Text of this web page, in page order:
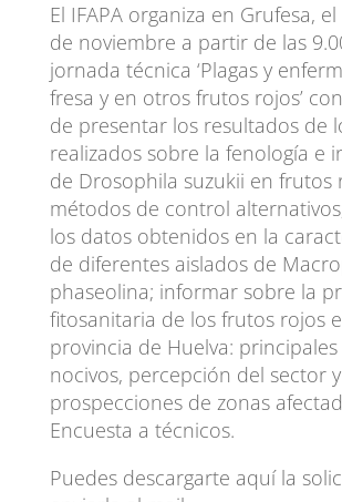
El IFAPA organiza en Grufesa,
de noviembre a partir de las
jornada técnica ‘Plagas y
fresa y en otros frutos rojos’
de presentar los resultados de
realizados sobre la fenología e
de Drosophila suzukii en frutos
métodos de control
los datos obtenidos en la
de diferentes aislados de
phaseolina; informar sobre la
fitosanitaria de los frutos rojos
provincia de Huelva:
nocivos, percepción del sector y
prospecciones de zonas
Encuesta a técnicos.
Puedes descargarte aquí la